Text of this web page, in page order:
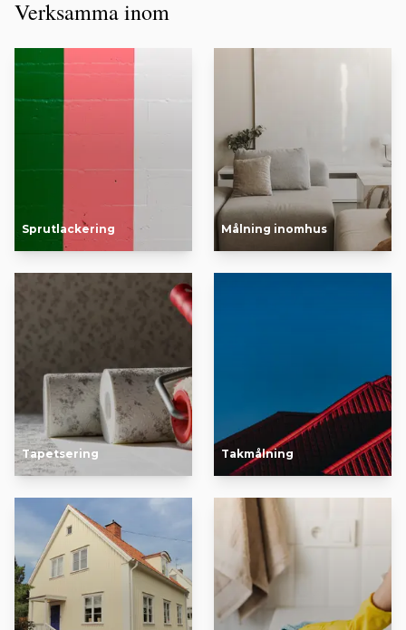
Verksamma inom
Sprutlackering Målning inomhus
Tapetsering Takmålning